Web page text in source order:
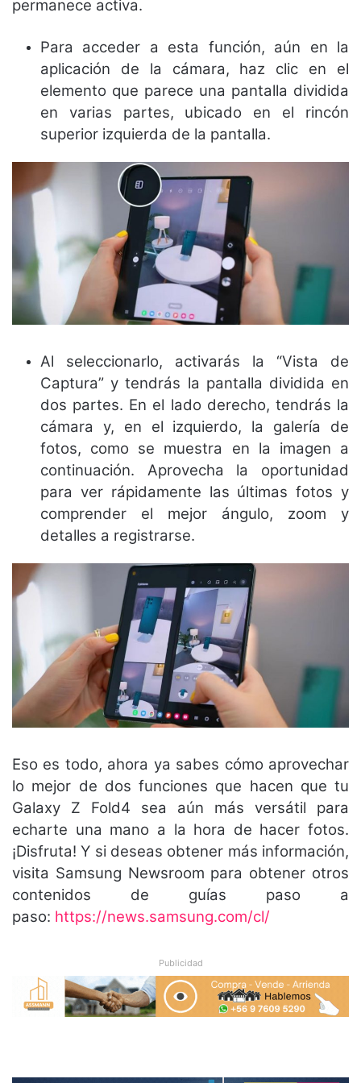
permanece activa.
Para acceder a esta función, aún en la
aplicación de la cámara, haz clic en el
elemento que parece una pantalla dividida
en varias partes, ubicado en el rincón
superior izquierda de la pantalla.
Al seleccionarlo, activarás la “Vista de
Captura” y tendrás la pantalla dividida en
dos partes. En el lado derecho, tendrás la
cámara y, en el izquierdo, la galería de
fotos, como se muestra en la imagen a
continuación. Aprovecha la oportunidad
para ver rápidamente las últimas fotos y
comprender el mejor ángulo, zoom y
detalles a registrarse.
Eso es todo, ahora ya sabes cómo aprovechar
lo mejor de dos funciones que hacen que tu
Galaxy Z Fold4 sea aún más versátil para
echarte una mano a la hora de hacer fotos.
¡Disfruta! Y si deseas obtener más información,
visita Samsung Newsroom para obtener otros
contenidos de guías paso a
paso: https://news.samsung.com/cl/
Publicidad